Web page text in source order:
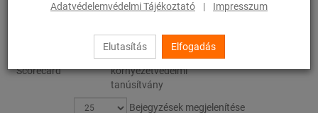
Adatvédelemvédelmi Tájékoztató | Impresszum
Elutasítás Elfogadás
Osztály
Scorecard
ISO- és
környezetvédelmi
tanúsítvány
Scorecard
Bejegyzések megjelenítése